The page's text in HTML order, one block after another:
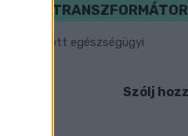
elhalasztott egészségügyi
Szólj